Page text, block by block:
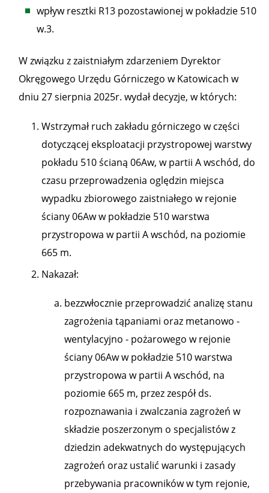
wpływ resztki R13 pozostawionej w pokładzie 510
w.3.
W związku z zaistniałym zdarzeniem Dyrektor
Okręgowego Urzędu Górniczego w Katowicach w
dniu 27 sierpnia 2025r. wydał decyzje, w których:
Wstrzymał ruch zakładu górniczego w części
dotyczącej eksploatacji przystropowej warstwy
pokładu 510 ścianą 06Aw, w partii A wschód, do
czasu przeprowadzenia oględzin miejsca
wypadku zbiorowego zaistniałego w rejonie
ściany 06Aw w pokładzie 510 warstwa
przystropowa w partii A wschód, na poziomie
665 m.
Nakazał:
bezzwłocznie przeprowadzić analizę stanu
zagrożenia tąpaniami oraz metanowo -
wentylacyjno - pożarowego w rejonie
ściany 06Aw w pokładzie 510 warstwa
przystropowa w partii A wschód, na
poziomie 665 m, przez zespół ds.
rozpoznawania i zwalczania zagrożeń w
składzie poszerzonym o specjalistów z
dziedzin adekwatnych do występujących
zagrożeń oraz ustalić warunki i zasady
przebywania pracowników w tym rejonie,